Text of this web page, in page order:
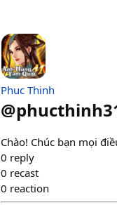
Phuc Thinh
@
Chào! Chúc bạn mọi
0 reply
0 recast
0 reaction